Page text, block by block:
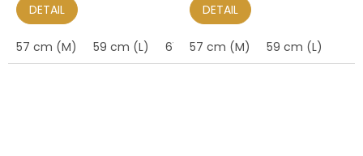
DETAIL
57 cm (M) 59 cm (L) 61 cm (XL)
DETAIL
57 cm (M) 59 cm (L)